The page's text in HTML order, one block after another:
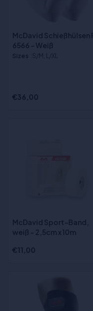
McDavid Schießhülsen
6566 - Weiß
Sizes :S/M, L/XL
€36,00
McDavid Sport-Band,
weiß - 2,5cm x 10m
€11,00